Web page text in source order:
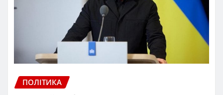
ПОЛІТИКА